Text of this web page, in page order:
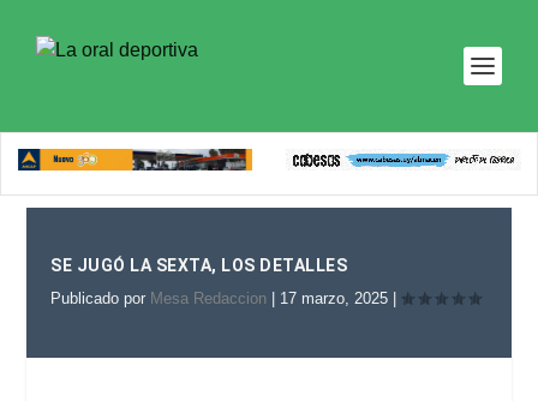
SE JUGÓ LA SEXTA, LOS DETALLES
Publicado por Mesa Redaccion 17 marzo, 2025